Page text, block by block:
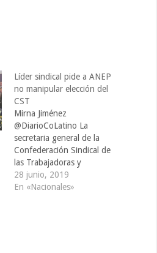
Líder sindical pide a ANEP
no manipular elección del
CST
Mirna Jiménez
@DiarioCoLatino La
secretaria general de la
Confederación Sindical de
las Trabajadoras y
Trabajadores Salvadoreños
(CSTS), Maricarmen Molina,
28 junio, 2019
En «Nacionales»